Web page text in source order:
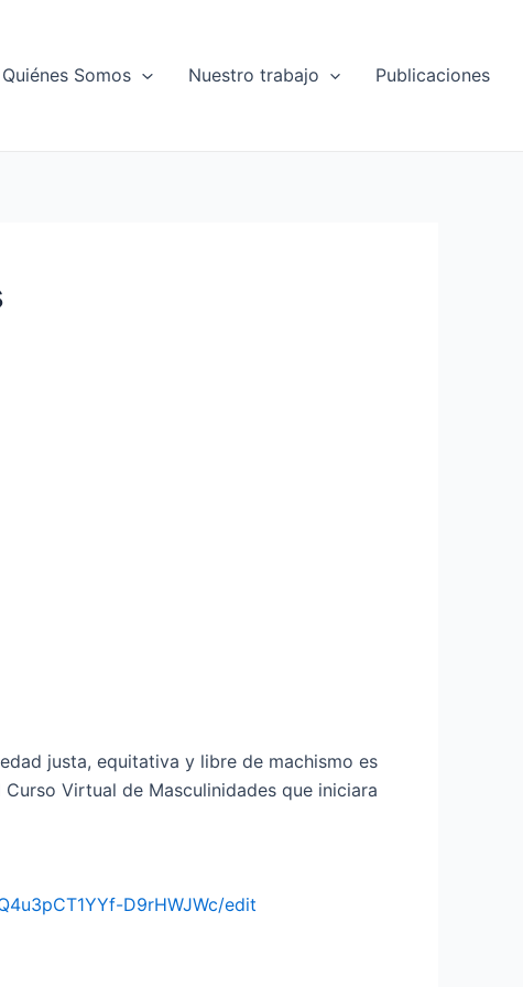
Quiénes Somos Nuestro trabajo Publicaciones
justa, equitativa y libre de machismo es
Virtual de Masculinidades que iniciara
3pCT1YYf-D9rHWJWc/edit